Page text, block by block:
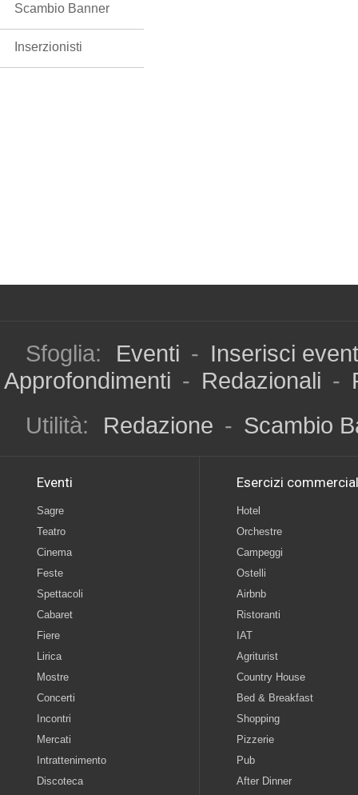
Scambio Banner
Inserzionisti
Sfoglia: Eventi - Inserisci
Approfondimenti - Redazionali -
Utilità:
Redazione - Scambio
Eventi
Sagre
Teatro
Cinema
Feste
Spettacoli
Cabaret
Fiere
Lirica
Mostre
Concerti
Incontri
Mercati
Intrattenimento
Discoteca
Esercizi
Hotel
Orchestre
Campeggi
Ostelli
Airbnb
Ristoranti
IAT
Agriturist
Country House
Bed & Breakfast
Shopping
Pizzerie
Pub
After Dinner